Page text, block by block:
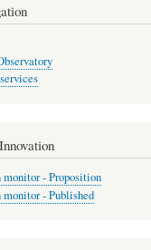
monitor - Proposition
- Published